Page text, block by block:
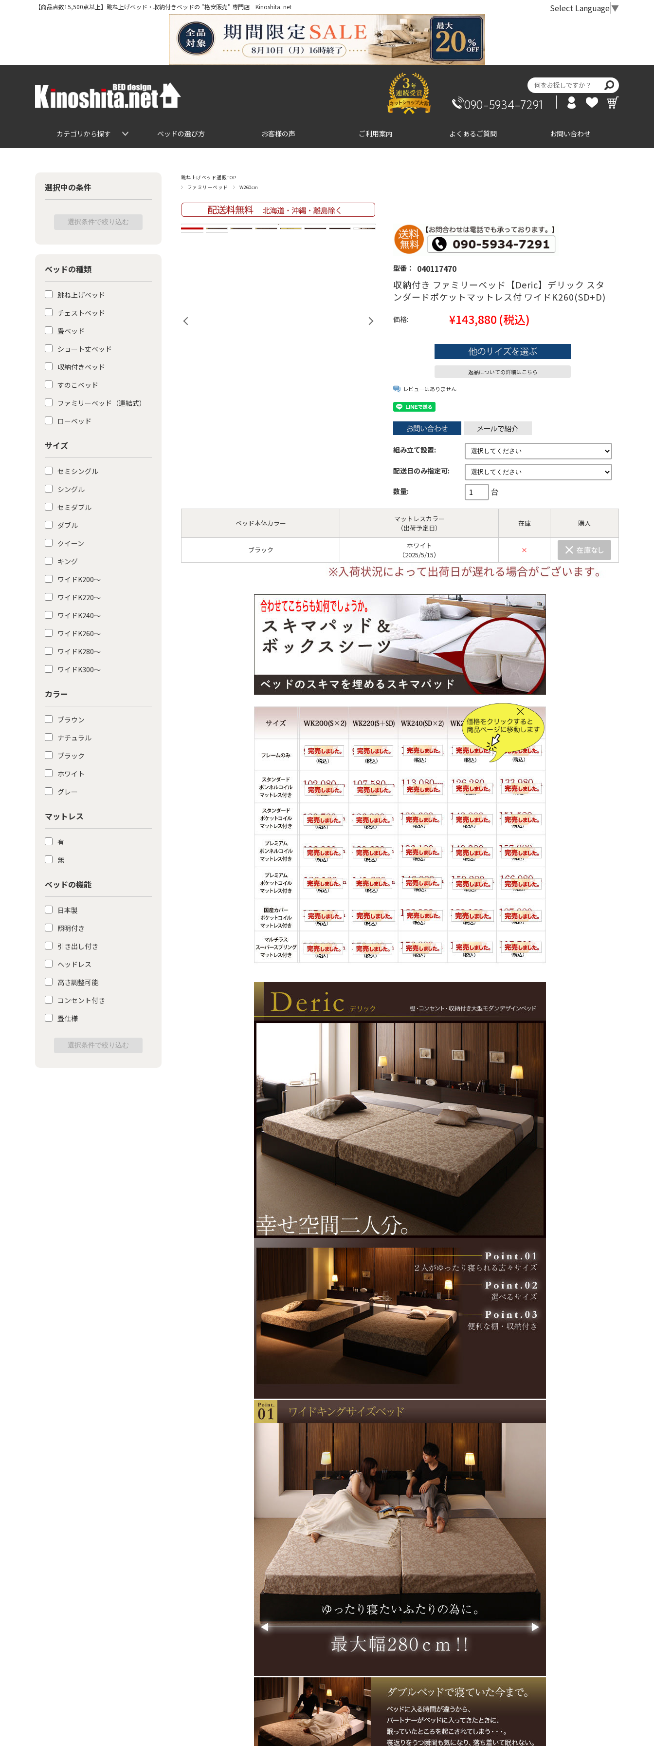
【商品点数15,500点以上】跳ね上げベッド・収納付きベッドの "格安販売" 専門店 Kinoshita. net Select Language▼
090-5934-7291
カテゴリから探す ベッドの選び方 お客様の声 ご利用案内 よくあるご質問 お問い合わせ
跳ね上げベッド通販TOP
ファミリーベッド
W260cm
型番： 040117470
収納付き ファミリーベッド【Deric】デリック スタ
ンダードポケットマットレス付 ワイドK260(SD+D)
価格: ¥143,880 (税込)
返品についての詳細はこちら
レビューはありません
組み立て設置:
配送日のみ指定可:
数量: 台
ベッド本体カラー
マットレスカラー
（出荷予定日）
在庫 購入
ブラック
ホワイト
（2025/5/15）
×
選択中の条件
ベッドの種類
跳ね上げベッド
チェストベッド
畳ベッド
ショート丈ベッド
収納付きベッド
すのこベッド
ファミリーベッド（連結式）
ローベッド
サイズ
セミシングル
シングル
セミダブル
ダブル
クイーン
キング
ワイドK200〜
ワイドK220〜
ワイドK240〜
ワイドK260〜
ワイドK280〜
ワイドK300〜
カラー
ブラウン
ナチュラル
ブラック
ホワイト
グレー
マットレス
有
無
ベッドの機能
日本製
照明付き
引き出し付き
ヘッドレス
高さ調整可能
コンセント付き
畳仕様